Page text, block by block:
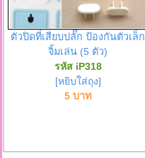
ตัวปิดที่เสียบปลั๊ก ป้องกันตัวเล็ก
จิ้มเล่น (5 ตัว)
รหัส iP318
[หยิบใส่ถุง]
5 บาท